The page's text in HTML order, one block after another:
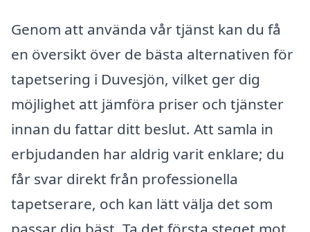
Genom att använda vår tjänst kan du få
en översikt över de bästa alternativen för
tapetsering i Duvesjön, vilket ger dig
möjlighet att jämföra priser och tjänster
innan du fattar ditt beslut. Att samla in
erbjudanden har aldrig varit enklare; du
får svar direkt från professionella
tapetserare, och kan lätt välja det som